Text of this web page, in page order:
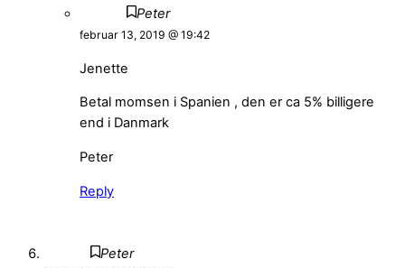
Peter
februar 13, 2019 @ 19:42
Jenette
Betal momsen i Spanien , den er ca 5% billigere
end i Danmark
Peter
Reply
Peter